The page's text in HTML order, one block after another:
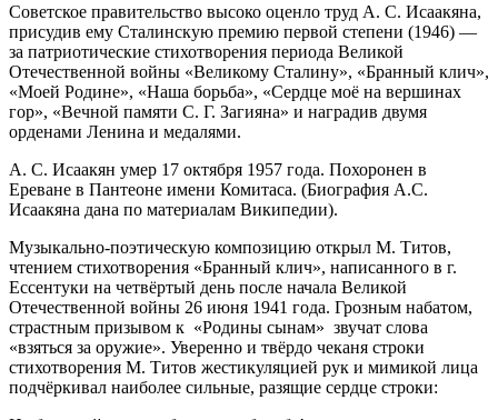
Советское правительство высоко оценло труд А. С. Исаакяна,
присудив ему Сталинскую премию первой степени (1946) —
за патриотические стихотворения периода Великой
Отечественной войны «Великому Сталину», «Бранный клич»,
«Моей Родине», «Наша борьба», «Сердце моё на вершинах
гор», «Вечной памяти С. Г. Загияна» и наградив двумя
орденами Ленина и медалями.
А. С. Исаакян умер 17 октября 1957 года. Похоронен в
Ереване в Пантеоне имени Комитаса. (Биография А.С.
Исаакяна дана по материалам Википедии).
Музыкально-поэтическую композицию открыл М. Титов,
чтением стихотворения «Бранный клич», написанного в г.
Ессентуки на четвёртый день после начала Великой
Отечественной войны 26 июня 1941 года. Грозным набатом,
страстным призывом к «Родины сынам» звучат слова
«взяться за оружие». Уверенно и твёрдо чеканя строки
стихотворения М. Титов жестикуляцией рук и мимикой лица
подчёркивал наиболее сильные, разящие сердце строки: